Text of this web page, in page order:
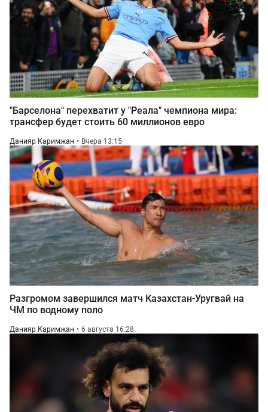
"Барселона" перехватит у "Реала" чемпиона мира:
трансфер будет стоить 60 миллионов евро
Данияр Каримжан Вчера 13:15
Разгромом завершился матч Казахстан-Уругвай на
ЧМ по водному поло
Данияр Каримжан 6 августа 16:28